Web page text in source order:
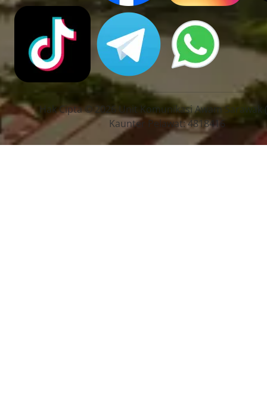
Hak Cipta © 2026 Unit Komunikasi Awam Sarawak
Kaunter Pelawat: 4818416